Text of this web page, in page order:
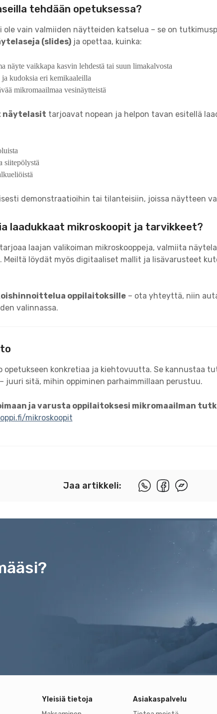
tehdään opetuksessa?
ole vain valmiiden näytteiden katselua – se on
(slides)ja opettaa, kuinka:
näyte vaikkapa kasvin lehdestä tai suun limakalvosta
ja kudoksia eri kemikaaleilla
mikromaailmaa vesinäytteistä
näytelasit tarjoavat nopean ja helpon tavan esitellä
siitepölystä
demonstraatioihin tai tilanteisiin, joissa näytteen
laadukkaat mikroskoopit ja tarvikkeet?
tarjoaa laajan valikoiman mikroskooppeja, valmiita
Meiltä löydät myös digitaaliset mallit ja lisävarusteet
oppilaitoksille– ota yhteyttä, niin
valinnassa.
opetukseen konkretiaa ja kiehtovuutta. Se kannustaa
juuri sitä, mihin oppiminen parhaimmillaan perustuu.
ja varusta oppilaitoksesi mikromaailman
mikroskoopit
Jaa artikkeli:
Yleisiä tietoja
Asiakaspalvelu